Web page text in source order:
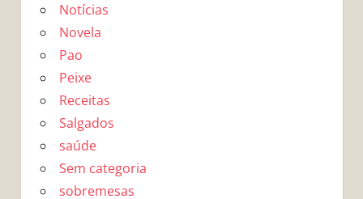
Notícias
Novela
Pao
Peixe
Receitas
Salgados
saúde
Sem categoria
sobremesas